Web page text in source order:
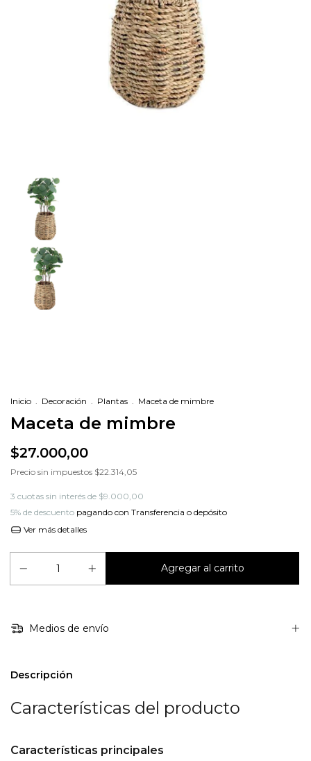
Inicio . Decoración . Plantas . Maceta de mimbre
Maceta de mimbre
$27.000,00
Precio sin impuestos $22.314,05
3 cuotas sin interés de $9.000,00
5% de descuento pagando con Transferencia o depósito
Ver más detalles
Medios de envío
Descripción
Características del producto
Características principales